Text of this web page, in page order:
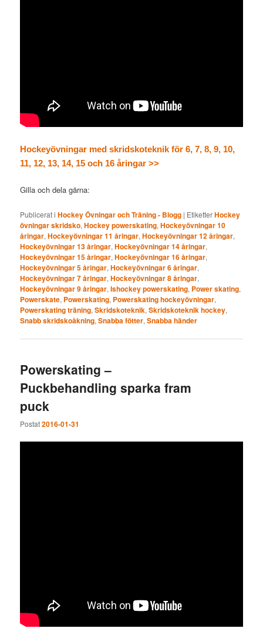
Hockeyövningar med skridskoteknik för 6, 7, 8, 9, 10,
11, 12, 13, 14, 15 och 16 åringar >>
Gilla och dela gärna:
Publicerat i Hockey Övningar och Träning - Blogg | EtiketterHockey
övningar skridsko,Hockey powerskating,Hockeyövningar 10
åringar,Hockeyövningar 11 åringar,Hockeyövningar 12 åringar,
Hockeyövningar 13 åringar,Hockeyövningar 14 åringar,
Hockeyövningar 15 åringar,Hockeyövningar 16 åringar,
Hockeyövningar 5 åringar,Hockeyövningar 6 åringar,
Hockeyövningar 7 åringar,Hockeyövningar 8 åringar,
Hockeyövningar 9 åringar,Ishockey powerskating, Power skating,
Powerskate, Powerskating, Powerskating hockeyövningar,
Powerskating träning,Skridskoteknik,Skridskoteknik hockey,
Snabb skridskoåkning,Snabba fötter,Snabba händer
Powerskating –
Puckbehandling sparka fram
puck
Postat2016-01-31